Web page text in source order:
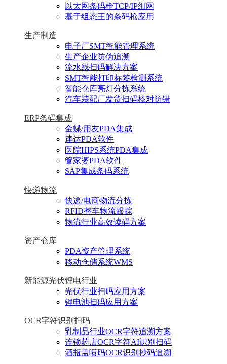
以太网条码枪TCP/IP组网
基于组态王的条码枪应用
生产制造
电子厂SMT智能管理系统
生产企业防伪追溯
流水线扫码解决方案
SMT智能打印标签检测系统
智能仓库亮灯分拣系统
汽车装配厂发货扫码核对防错
ERP条码集成
金蝶/用友PDA集成
速达PDA软件
医院HIPS系统PDA集成
管家婆PDA软件
SAP集成条码系统
快递物流
快递/电商物流分拣
RFID整车物流跟踪
物流行业高效读码方案
资产仓库
PDA资产管理系统
移动仓储系统WMS
新能源光伏锂电行业
光伏行业扫码应用方案
锂电池扫码应用方案
OCR字符识别扫码
乳制品行业OCR字符追溯方案
连锁药店OCR字符AI识别扫码
酒瓶盖喷码OCR识别抄码追溯